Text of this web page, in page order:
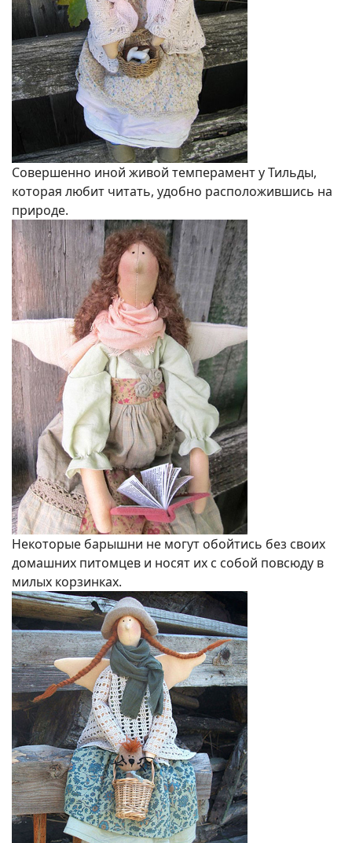
Совершенно иной живой темперамент у Тильды,
которая любит читать, удобно расположившись на
природе.
Некоторые барышни не могут обойтись без своих
домашних питомцев и носят их с собой повсюду в
милых корзинках.